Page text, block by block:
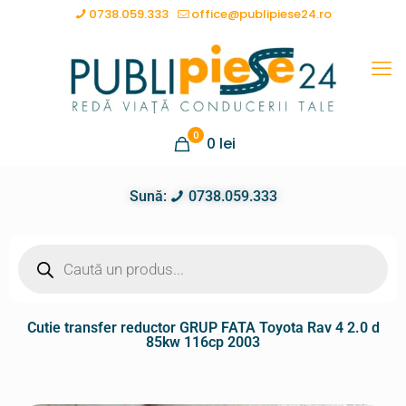
0738.059.333 office@publipiese24.ro
0 0 lei
Sună: 0738.059.333
Cutie transfer reductor GRUP FATA Toyota Rav 4 2.0 d
85kw 116cp 2003